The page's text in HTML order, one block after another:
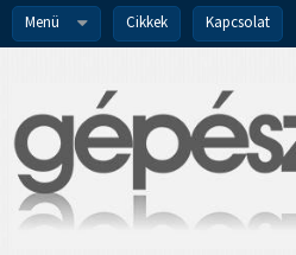
Menü Cikkek Kapcsolat